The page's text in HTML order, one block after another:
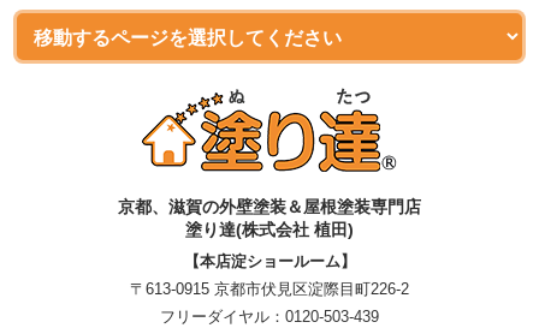
京都、滋賀の外壁塗装＆屋根塗装専門店
塗り達(株式会社 植田)
【本店淀ショールーム】
〒613-0915 京都市伏見区淀際目町226-2
フリーダイヤル： 0120-503-439